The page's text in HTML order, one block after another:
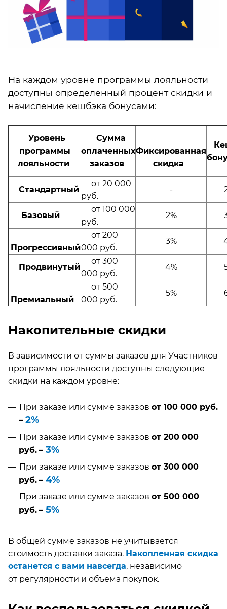
На каждом уровне программы лояльности
доступны определенный процент скидки и
начисление кешбэка бонусами:
Уровень
программы
лояльности
Сумма
оплаченных
заказов
Фиксированная
скидка
Стандартный
от 20 000
руб.
-
Базовый
от 100 000
руб.
2%
Прогрессивный
от 200
000 руб.
3%
Продвинутый
от 300
000 руб.
4%
Премиальный
от 500
000 руб.
5%
Накопительные скидки
В зависимости от суммы заказов для Участников
программы лояльности доступны следующие
скидки на каждом уровне:
При заказе или сумме заказов от 100 000 руб.
– 2%
При заказе или сумме заказов от 200 000
руб. – 3%
При заказе или сумме заказов от 300 000
руб. – 4%
При заказе или сумме заказов от 500 000
руб. – 5%
В общей сумме заказов не учитывается
стоимость доставки заказа. Накопленная скидка
останется с вами навсегда, независимо
от регулярности и объема покупок.